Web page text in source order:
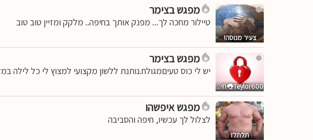
צעיר מנוסה!
מפגש בצימר
טיילור מחכה לך... מפנק אותך בחיפה.. מלקק ומזיין טוב טוב
Teylor600👅חי...
מפגש בצימר
יש לי כוס טעיםמגולח.נותנת ללשון מקצועי למצוץ לי כל לילה
תלתלז
מפגש איפשהו
לצלול לך עכשיו, חיפה והסביבה